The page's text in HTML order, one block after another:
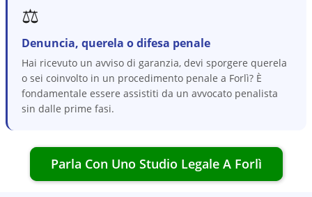
⚖️
Denuncia, querela o difesa penale
Hai ricevuto un avviso di garanzia, devi sporgere querela
o sei coinvolto in un procedimento penale a Forlì? È
fondamentale essere assistiti da un avvocato penalista
sin dalle prime fasi.
Parla Con Uno Studio Legale A Forlì